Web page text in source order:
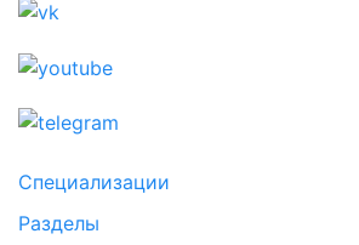
Специализации
Разделы